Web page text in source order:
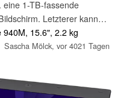
eine 1-TB-fassende
Letzterer kann
15.6", 2.2 kg
Sascha Mölck, vor 4021 Tagen